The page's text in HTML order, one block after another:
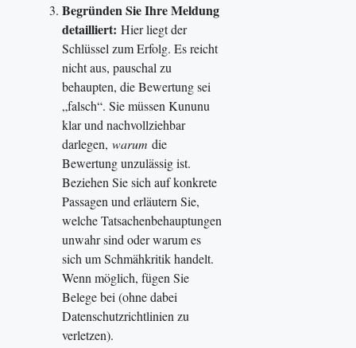
Begründen Sie Ihre Meldung
detailliert: Hier liegt der
Schlüssel zum Erfolg. Es reicht
nicht aus, pauschal zu
behaupten, die Bewertung sei
„falsch“. Sie müssen Kununu
klar und nachvollziehbar
darlegen, warum die
Bewertung unzulässig ist.
Beziehen Sie sich auf konkrete
Passagen und erläutern Sie,
welche Tatsachenbehauptungen
unwahr sind oder warum es
sich um Schmähkritik handelt.
Wenn möglich, fügen Sie
Belege bei (ohne dabei
Datenschutzrichtlinien zu
verletzen).